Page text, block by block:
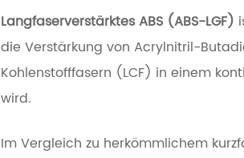
Langfaserverstärktes ABS (ABS-LGF)
die Verstärkung von Acrylnitril-
Kohlenstofffasern (LCF) in einem
wird.
Im Vergleich zu herkömmlichem